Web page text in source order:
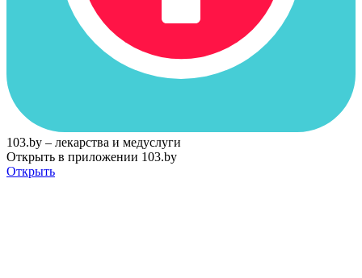
103.by – лекарства и медуслуги
Открыть в приложении 103.by
Открыть